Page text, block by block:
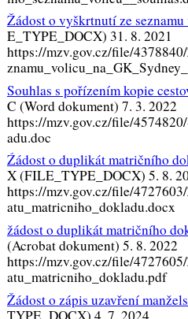
Žádost o vyškrtnutí ze
E_TYPE_DOCX) 31. 8. 2021
https://mzv.gov.cz/file/
Souhlas s pořízením kopie
C (Word dokument) 7. 3. 2022
https://mzv.gov.cz/file/
adu.doc
Źádost o duplikát matričního
X (FILE_TYPE_DOCX) 5. 8.
https://mzv.gov.cz/file/
atu_matricniho_dokladu.docx
žádost o duplikát matričního
(Acrobat dokument) 5. 8. 2022
https://mzv.gov.cz/file/
atu_matricniho_dokladu.pdf
Žádost o zápis uzavření
TYPE_DOCX) 4. 7. 2024